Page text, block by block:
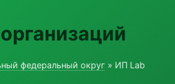
федеральный округ » ИП Lab